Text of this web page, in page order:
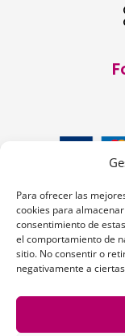
Para ofrecer las
cookies para
consentimiento de
el comportamiento de
sitio. No consentir o
negativamente a